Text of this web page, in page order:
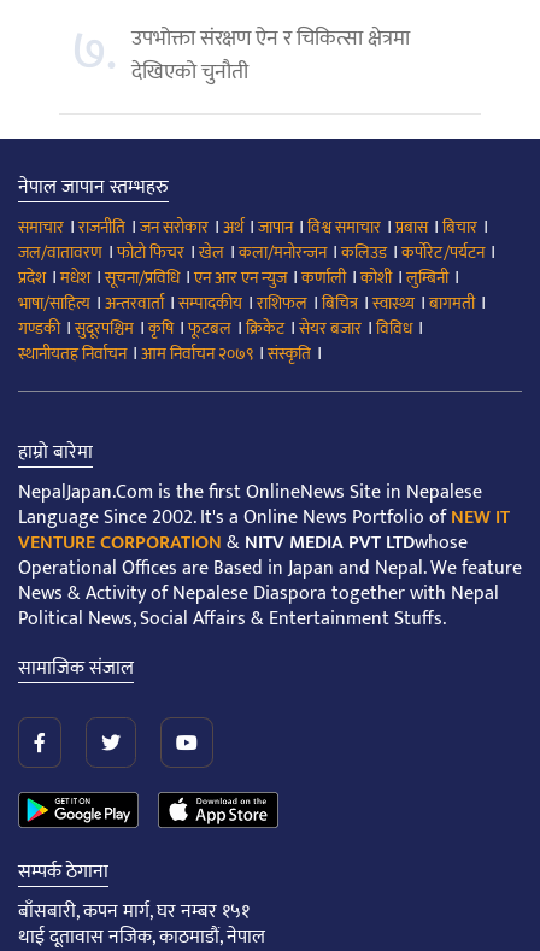
७. उपभोक्ता संरक्षण ऐन र चिकित्सा क्षेत्रमा
देखिएको चुनौती
नेपाल जापान स्तम्भहरु
समाचार ।राजनीति ।जन सरोकार ।अर्थ।जापान।विश्व समाचार ।प्रबास।बिचार ।
जल/वातावरण ।फोटो फिचर ।खेल ।कला/मनोरन्जन।कलिउड।कर्पोरेट/पर्यटन।
प्रदेश।मधेश।सूचना/प्रविधि।एन आर एन न्युज।कर्णाली।कोशी।लुम्बिनी।
भाषा/साहित्य ।अन्तरवार्ता।सम्पादकीय ।राशिफल ।बिचित्र।स्वास्थ्य ।बागमती।
गण्डकी।सुदूरपश्चिम ।कृषि।फूटबल ।क्रिकेट।सेयर बजार ।विविध।
स्थानीयतह निर्वाचन।आम निर्वाचन २०७९ ।संस्कृति ।
हाम्रो बारेमा
NepalJapan.Com is the first OnlineNews Site in Nepalese
Language Since 2002. It's a Online News Portfolio ofNEW IT
VENTURE CORPORATION&NITV MEDIA PVT LTDwhose
Operational Offices are Based in Japan and Nepal. We feature
News & Activity of Nepalese Diaspora together with Nepal
Political News, Social Affairs & Entertainment Stuffs.
सामाजिक संजाल
सम्पर्क ठेगाना
बाँसबारी, कपन मार्ग, घर नम्बर १५१
थाई दूतावास नजिक, काठमाडौं, नेपाल